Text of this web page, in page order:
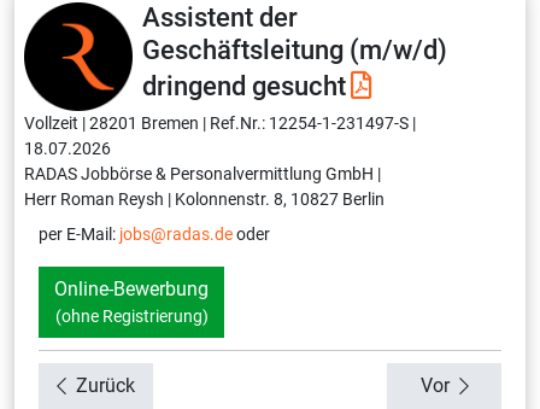
Assistent der
Geschäftsleitung (m/w/d)
dringend gesucht
Vollzeit |28201 Bremen | Ref.Nr.: 12254-1-231497-S |
18.07.2026
RADAS Jobbörse & Personalvermittlung GmbH |
Herr Roman Reysh | Kolonnenstr. 8, 10827 Berlin
per E-Mail: jobs@radas.deoder
Online-Bewerbung
(ohne Registrierung)
Zurück Vor